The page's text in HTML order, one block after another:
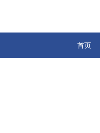
首页